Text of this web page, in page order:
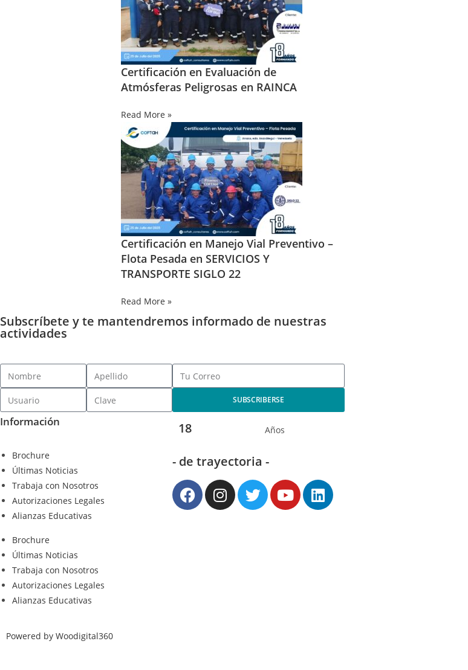
Certificación en Evaluación de
Atmósferas Peligrosas en RAINCA
Read More »
Certificación en Manejo Vial Preventivo –
Flota Pesada en SERVICIOS Y
TRANSPORTE SIGLO 22
Read More »
Subscríbete y te mantendremos informado de nuestras
actividades
SUBSCRIBERSE
Información
Brochure
Últimas Noticias
Trabaja con Nosotros
Autorizaciones Legales
Alianzas Educativas
Brochure
Últimas Noticias
Trabaja con Nosotros
Autorizaciones Legales
Alianzas Educativas
18 Años
- de trayectoria -
Powered by Woodigital360